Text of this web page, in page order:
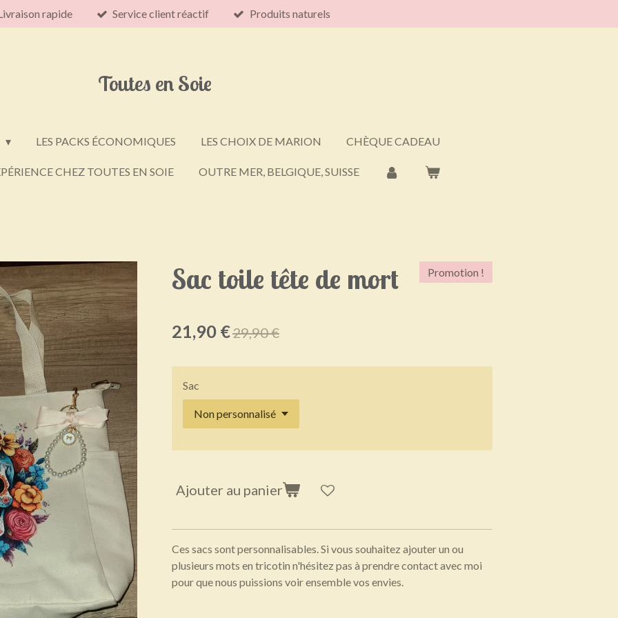
rapide Service client réactif Produits naturels
Toutes en Soie
LES PACKS ÉCONOMIQUES LES CHOIX DE MARION CHÈQUE CADEAU
CHEZ TOUTES EN SOIE OUTRE MER, BELGIQUE, SUISSE
Sac toile tête de mort Promotion !
21,90 €29,90 €
Sac
Ajouter au panier
Ces sacs sont personnalisables. Si vous souhaitez ajouter un ou
plusieurs mots en tricotin n'hésitez pas à prendre contact avec moi
pour que nous puissions voir ensemble vos envies.